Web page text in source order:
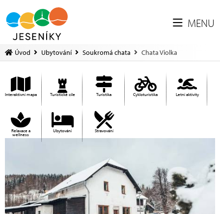
MENU
Úvod Ubytování Soukromá chata Chata Violka
Interaktivní mapa Turistické cíle Turistika Cykloturistika Letní aktivity
Relaxace a
wellness
Ubytování Stravování